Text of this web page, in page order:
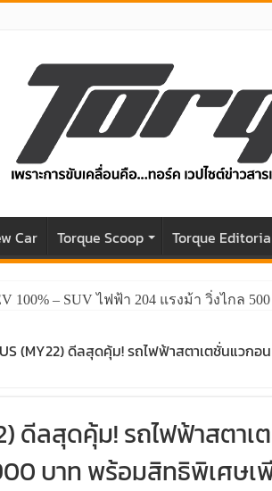
Car Torque Scoop Torque
100% – SUV ไฟฟ้า 204 แรงม้า วิ่งไกล
(MY22) ดีลสุดคุ้ม! รถไฟฟ้าสตาเตชั่นแวกอ
ดีลสุดคุ้ม! รถไฟฟ้าสตาเ
บาท พร้อมสิทธิพิเศษเ